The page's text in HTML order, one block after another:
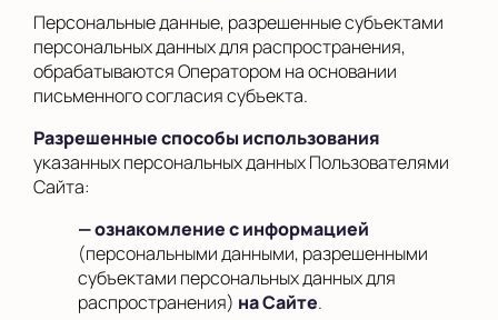
Персональные данные, разрешенные субъектами
персональных данных для распространения,
обрабатываются Оператором на основании
письменного согласия субъекта.
Разрешенные способы использования
указанных персональных данных Пользователями
Сайта:
— ознакомление с информацией
(персональными данными, разрешенными
субъектами персональных данных для
распространения) на Сайте.